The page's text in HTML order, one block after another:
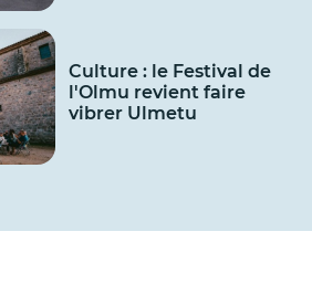
Culture : le Festival de
l'Olmu revient faire
vibrer Ulmetu